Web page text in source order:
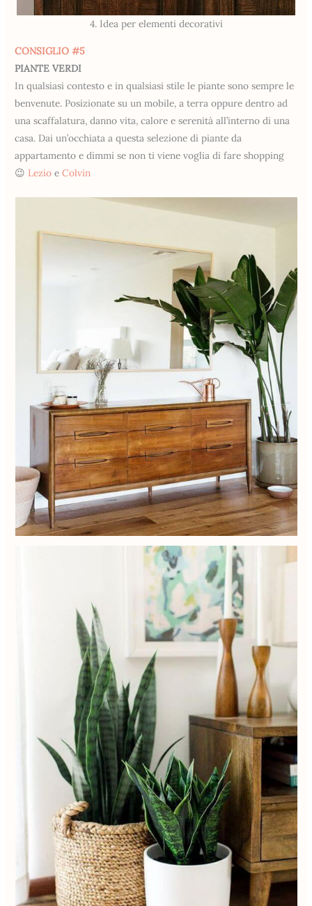
4. Idea per elementi decorativi
CONSIGLIO #5
PIANTE VERDI
In qualsiasi contesto e in qualsiasi stile le piante sono sempre le
benvenute. Posizionate su un mobile, a terra oppure dentro ad
una scaffalatura, danno vita, calore e serenità all’interno di una
casa. Dai un’occhiata a questa selezione di piante da
appartamento e dimmi se non ti viene voglia di fare shopping
😉 Lezio eColvin